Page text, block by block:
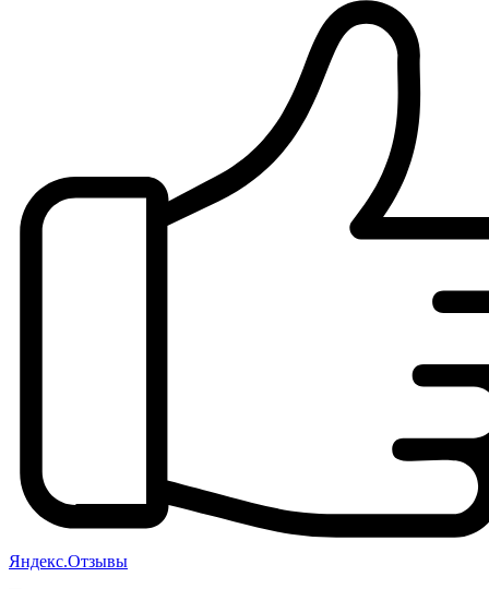
Яндекс.Отзывы